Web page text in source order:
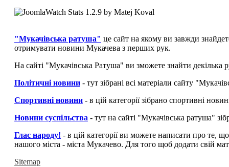
"Мукачівська ратуша" це сайт на якому ви завжди
отримувати новини Мукачева з перших рук.
На сайті "Мукачівська Ратуша" ви зможете знайти декілька
Політичні новини- тут зібрані всі матеріали сайту
Спортивні новини- в цій категорії зібрано спортивні
Новини суспільства - тут на сайті "Мукачівська ратуша"
Глас народу! - в цій категорії ви можете написати про те,
нашого міста - міста Мукачево. Для того щоб додати свій
Sitemap